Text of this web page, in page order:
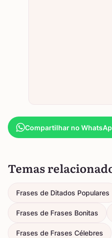
Compartilhar no
Temas
Frases de Ditados Populares
Frases de Frases Bonitas
Frases de Frases Célebres